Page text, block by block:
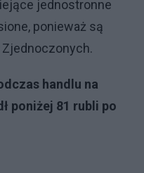
jednostronne
ponieważ są
handlu na
poniżej 81 rubli po